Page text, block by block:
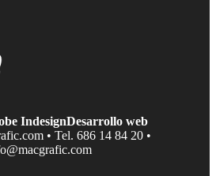
IndesignDesarrollo web
• Tel. 686 14 84 20 •